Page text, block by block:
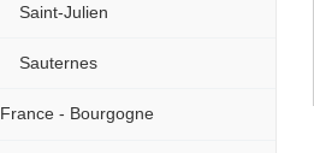
Saint-Julien
Sauternes
France - Bourgogne